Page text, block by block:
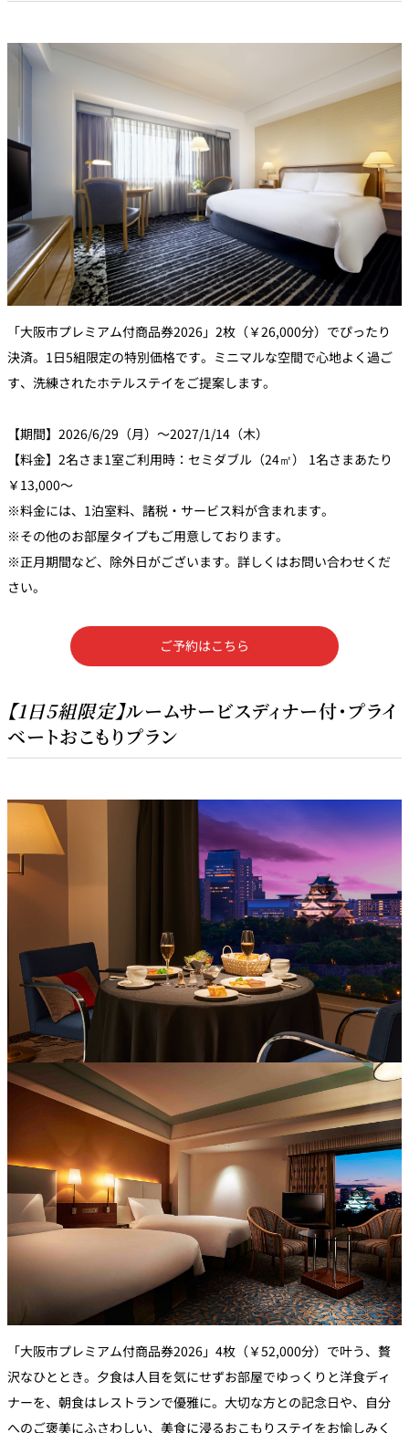
「大阪市プレミアム付商品券2026」2枚（￥26,000分）でぴったり
決済。1日5組限定の特別価格です。ミニマルな空間で心地よく過ご
す、洗練されたホテルステイをご提案します。
【期間】2026/6/29（月）～2027/1/14（木）
【料金】2名さま1室ご利用時：セミダブル（24㎡） 1名さまあたり
￥13,000～
※料金には、1泊室料、諸税・サービス料が含まれます。
※その他のお部屋タイプもご用意しております。
※正月期間など、除外日がございます。詳しくはお問い合わせくだ
さい。
ご予約はこちら
【1日5組限定】ルームサービスディナー付・プライ
ベートおこもりプラン
「大阪市プレミアム付商品券2026」4枚（￥52,000分）で叶う、贅
沢なひととき。夕食は人目を気にせずお部屋でゆっくりと洋食ディ
ナーを、朝食はレストランで優雅に。大切な方との記念日や、自分
へのご褒美にふさわしい、美食に浸るおこもりステイをお愉しみく